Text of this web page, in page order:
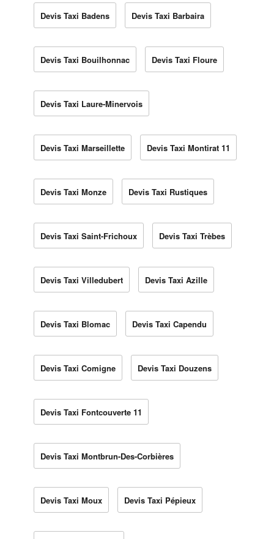
Devis Taxi Badens Devis Taxi Barbaira
Devis Taxi Bouilhonnac Devis Taxi Floure
Devis Taxi Laure-Minervois
Devis Taxi Marseillette Devis Taxi Montirat 11
Devis Taxi Monze Devis Taxi Rustiques
Devis Taxi Saint-Frichoux Devis Taxi Trèbes
Devis Taxi Villedubert Devis Taxi Azille
Devis Taxi Blomac Devis Taxi Capendu
Devis Taxi Comigne Devis Taxi Douzens
Devis Taxi Fontcouverte 11
Devis Taxi Montbrun-Des-Corbières
Devis Taxi Moux Devis Taxi Pépieux